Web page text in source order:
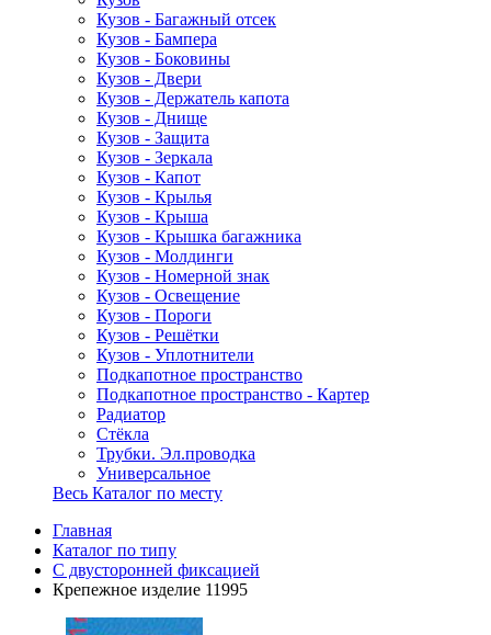
Кузов - Багажный отсек
Кузов - Бампера
Кузов - Боковины
Кузов - Двери
Кузов - Держатель капота
Кузов - Днище
Кузов - Защита
Кузов - Зеркала
Кузов - Капот
Кузов - Крылья
Кузов - Крыша
Кузов - Крышка багажника
Кузов - Молдинги
Кузов - Номерной знак
Кузов - Освещение
Кузов - Пороги
Кузов - Решётки
Кузов - Уплотнители
Подкапотное пространство
Подкапотное пространство - Картер
Радиатор
Стёкла
Трубки. Эл.проводка
Универсальное
Весь Каталог по месту
Главная
Каталог по типу
С двусторонней фиксацией
Крепежное изделие 11995